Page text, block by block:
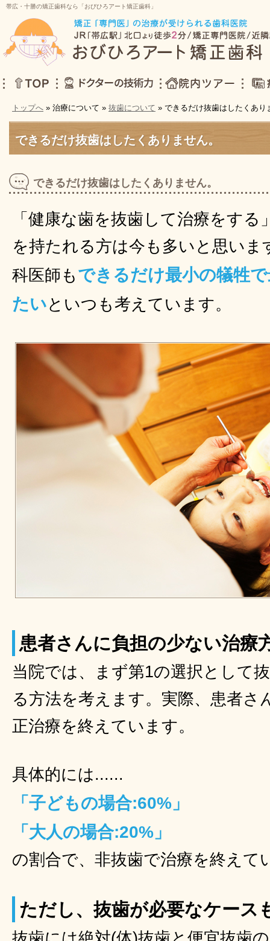
できるだけ抜歯はしたくありません。
帯広・十勝の矯正歯科なら「おびひろアート矯正歯科」
トップへ » 治療について » 抜歯について » できるだけ抜歯はしたくあり
できるだけ抜歯はしたくありません。
「健康な歯を抜歯して治療をす
を持たれる方は今も多いと思いま
科医師も できるだけ最小の犠牲
たいといつも考えています。
患者さんに負担の少ない治療
当院では、まず第1の選択として
る方法を考えます。実際、患者さ
正治療を終えています。
具体的には......
「子どもの場合:60%」
「大人の場合:20%」
の割合で、非抜歯で治療を終えて
ただし、抜歯が必要なケース